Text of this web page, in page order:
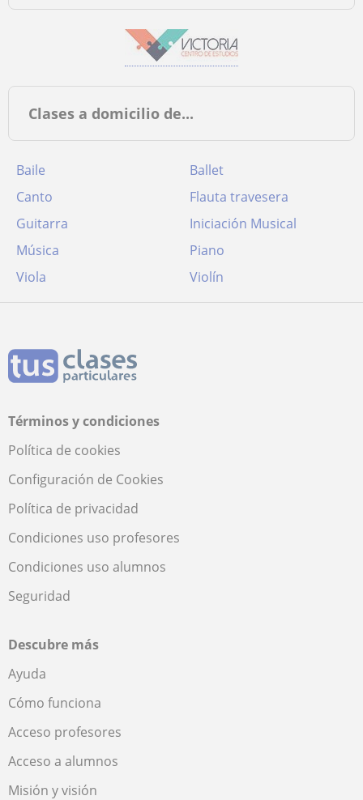
Clases a domicilio de...
Baile
Ballet
Canto
Flauta travesera
Guitarra
Iniciación Musical
Música
Piano
Viola
Violín
Términos y condiciones
Política de cookies
Configuración de Cookies
Política de privacidad
Condiciones uso profesores
Condiciones uso alumnos
Seguridad
Descubre más
Ayuda
Cómo funciona
Acceso profesores
Acceso a alumnos
Misión y visión